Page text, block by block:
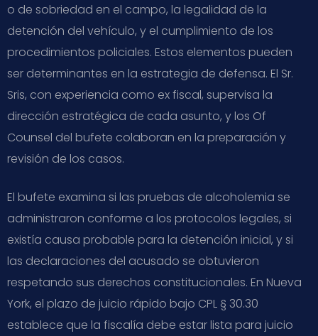
o de sobriedad en el campo, la legalidad de la
detención del vehículo, y el cumplimiento de los
procedimientos policiales. Estos elementos pueden
ser determinantes en la estrategia de defensa. El Sr.
Sris, con experiencia como ex fiscal, supervisa la
dirección estratégica de cada asunto, y los Of
Counsel del bufete colaboran en la preparación y
revisión de los casos.
El bufete examina si las pruebas de alcoholemia se
administraron conforme a los protocolos legales, si
existía causa probable para la detención inicial, y si
las declaraciones del acusado se obtuvieron
respetando sus derechos constitucionales. En Nueva
York, el plazo de juicio rápido bajo CPL § 30.30
establece que la fiscalía debe estar lista para juicio